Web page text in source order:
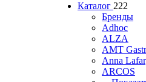
Каталог 222
Бренды
Adhoc
ALZA
AMT
Anna
ARCOS